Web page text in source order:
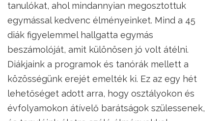
tanulókat, ahol mindannyian megosztottuk
egymással kedvenc élményeinket. Mind a 45
diák figyelemmel hallgatta egymás
beszámolóját, amit különösen jó volt átélni.
Diákjaink a programok és tanórák mellett a
közösségünk erejét emelték ki. Ez az egy hét
lehetőséget adott arra, hogy osztályokon és
évfolyamokon átívelő barátságok szülessenek,